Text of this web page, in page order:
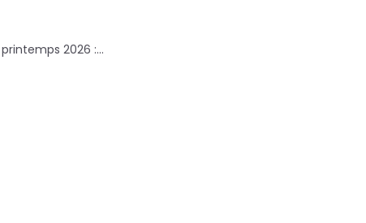
2026 :...